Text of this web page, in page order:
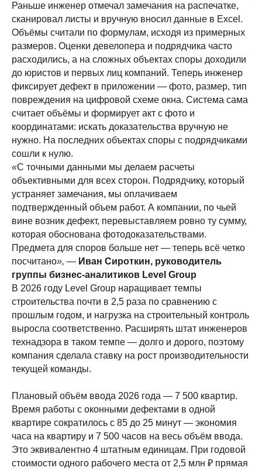
Раньше инженер отмечал замечания на распечатке,
сканировал листы и вручную вносил данные в Excel.
Объёмы считали по формулам, исходя из примерных
размеров. Оценки девелопера и подрядчика часто
расходились, а на сложных объектах споры доходили
до юристов и первых лиц компаний. Теперь инженер
фиксирует дефект в приложении — фото, размер, тип
повреждения на цифровой схеме окна. Система сама
считает объёмы и формирует акт с фото и
координатами: искать доказательства вручную не
нужно. На последних объектах споры с подрядчиками
сошли к нулю.
«С точными данными мы делаем расчеты
объективными для всех сторон. Подрядчику, который
устраняет замечания, мы оплачиваем
подтвержденный объем работ. А компании, по чьей
вине возник дефект, перевыставляем ровно ту сумму,
которая обоснована фотодоказательствами.
Предмета для споров больше нет — теперь всё четко
посчитано», — Иван Сироткин, руководитель
группы бизнес-аналитиков Level Group
В 2026 году Level Group наращивает темпы
строительства почти в 2,5 раза по сравнению с
прошлым годом, и нагрузка на строительный контроль
выросла соответственно. Расширять штат инженеров
технадзора в таком темпе — долго и дорого, поэтому
компания сделала ставку на рост производительности
текущей команды.
Плановый объём ввода 2026 года — 7 500 квартир.
Время работы с оконными дефектами в одной
квартире сократилось с 85 до 25 минут — экономия
часа на квартиру и 7 500 часов на весь объём ввода.
Это эквивалентно 4 штатным единицам. При годовой
стоимости одного рабочего места от 2,5 млн ₽ прямая